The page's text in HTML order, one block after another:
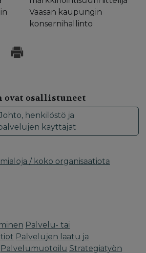
Vaasan kaupungin
konsernihallinto
ovat osallistuneet
henkilöstö ja
käyttäjät
/ koko organisaatiota
Palvelu- tai
Palvelujen laatu ja
Palvelumuotoilu Strategiatyön